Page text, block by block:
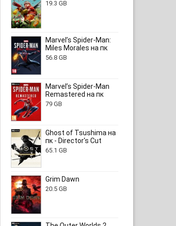
19.3 GB
Marvel’s Spider-Man:
Miles Morales на пк
56.8 GB
Marvel’s Spider-Man
Remastered на пк
79 GB
Ghost of Tsushima на
пк - Director's Cut
65.1 GB
Grim Dawn
20.5 GB